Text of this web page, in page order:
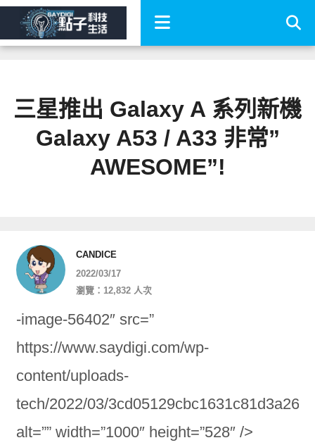
三星推出 Galaxy A 系列新機
Galaxy A53 / A33 非常”
AWESOME”!
CANDICE
2022/03/17
瀏覽：12,832 人次
-image-56402″ src=”
https://www.saydigi.com/wp-
content/uploads-
tech/2022/03/
alt=”” width=”1000″ height=”528″ />